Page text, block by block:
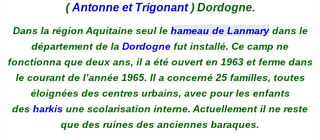
(Antonne et Trigonant) Dordogne.
Dans la région Aquitaine seul le hameau de Lanmarydans le
département de la Dordogne fut installé. Ce camp ne
fonctionna que deux ans, il a été ouvert en 1963 et ferme dans
le courant de l’année 1965. Il a concerné 25 familles, toutes
éloignées des centres urbains, avec pour les enfants
des harkis une scolarisation interne. Actuellement il ne reste
que des ruines des anciennes baraques.